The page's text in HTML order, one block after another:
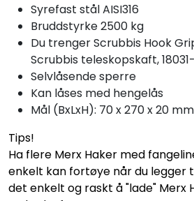
Syrefast stål AISI316
Bruddstyrke 2500 kg
Du trenger Scrubbis Hook
Scrubbis teleskopskaft, 18031-
Selvlåsende sperre
Kan låses med hengelås
Mål (BxLxH): 70 x 270 x 20 mm
Tips!
Ha flere Merx Haker med
enkelt kan fortøye når du legger
det enkelt og raskt å "lade" Merx